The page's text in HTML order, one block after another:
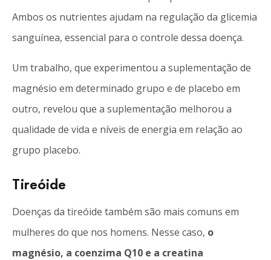
Ambos os nutrientes ajudam na regulação da glicemia
sanguínea, essencial para o controle dessa doença.
Um trabalho, que experimentou a suplementação de
magnésio em determinado grupo e de placebo em
outro, revelou que a suplementação melhorou a
qualidade de vida e níveis de energia em relação ao
grupo placebo.
Tireóide
Doenças da tireóide também são mais comuns em
mulheres do que nos homens. Nesse caso, o
magnésio, a coenzima Q10 e a creatina